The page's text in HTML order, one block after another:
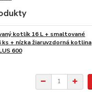
kotlík 16 L + smaltované
ks + nízka žiaruvzdorná kotlina
600